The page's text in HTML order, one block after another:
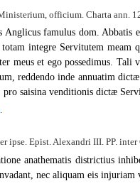
officium. Charta ann.
Anglicus famulus dom.
totam integre Servitutem meam
meus et ego possedimus. Tali
reddendo inde annuatim
saisina venditionis dictæ
.
ipse. Epist. Alexandri III. PP.
anathematis districtius
nec aliquam eis injuriam